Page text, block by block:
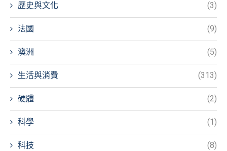
歷史與文化 (3)
法國 (9)
澳洲 (5)
生活與消費 (313)
硬體 (2)
科學 (1)
科技 (8)